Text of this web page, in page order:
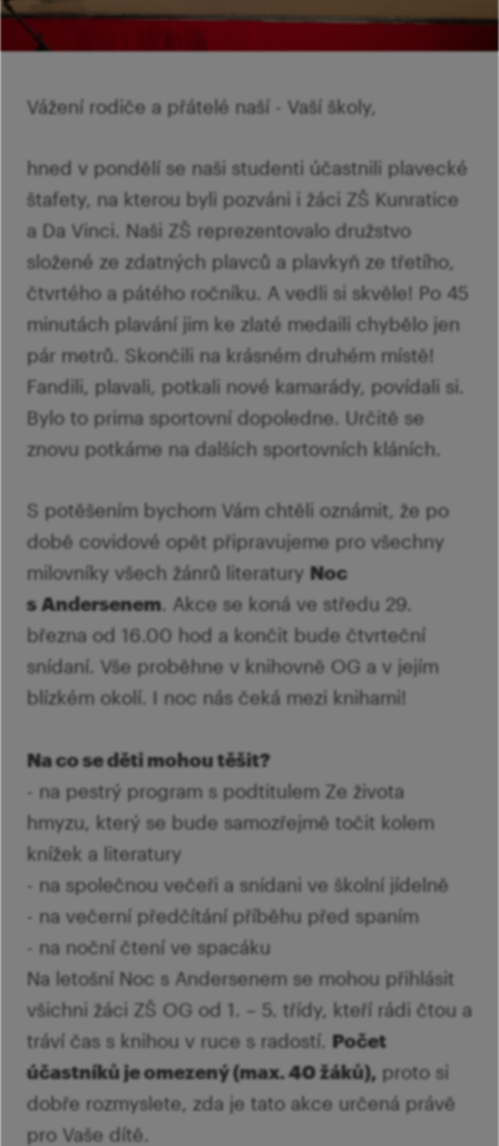
Vážení rodiče a přátelé naší - Vaší školy,
hned v pondělí se naši studenti účastnili plavecké
štafety, na kterou byli pozváni i žáci ZŠ Kunratice
a Da Vinci. Naši ZŠ reprezentovalo družstvo
složené ze zdatných plavců a plavkyň ze třetího,
čtvrtého a pátého ročníku. A vedli si skvěle! Po 45
minutách plavání jim ke zlaté medaili chybělo jen
pár metrů. Skončili na krásném druhém místě!
Fandili, plavali, potkali nové kamarády, povídali si.
Bylo to prima sportovní dopoledne. Určitě se
znovu potkáme na dalších sportovních kláních.
S potěšením bychom Vám chtěli oznámit, že po
době covidové opět připravujeme pro všechny
milovníky všech žánrů literatury Noc
s Andersenem. Akce se koná ve středu 29.
března od 16.00 hod a končit bude čtvrteční
snídaní. Vše proběhne v knihovně OG a v jejím
blízkém okolí. I noc nás čeká mezi knihami!
Na co se děti mohou těšit?
- na pestrý program s podtitulem Ze života
hmyzu, který se bude samozřejmě točit kolem
knížek a literatury
- na společnou večeři a snídani ve školní jídelně
- na večerní předčítání příběhu před spaním
- na noční čtení ve spacáku
Na letošní Noc s Andersenem se mohou přihlásit
všichni žáci ZŠ OG od 1. – 5. třídy, kteří rádi čtou a
tráví čas s knihou v ruce s radostí. Počet
účastníků je omezený (max. 40 žáků), proto si
dobře rozmyslete, zda je tato akce určená právě
pro Vaše dítě.